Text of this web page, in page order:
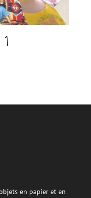
en papier et en